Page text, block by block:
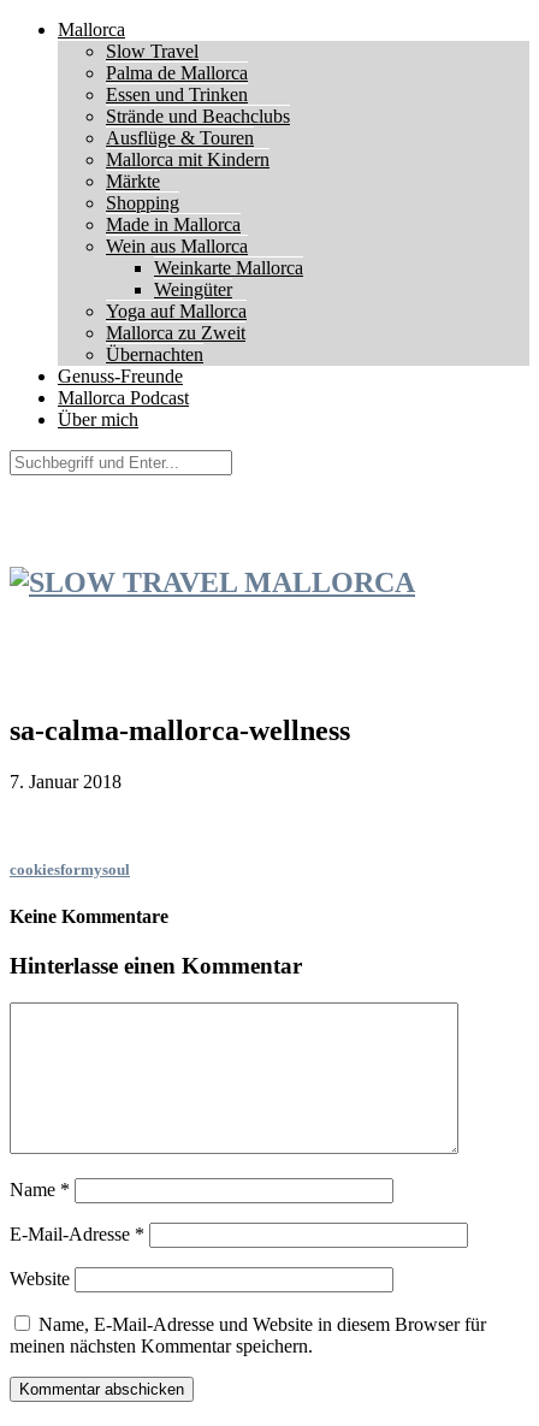
Mallorca
Slow Travel
Palma de Mallorca
Essen und Trinken
Strände und Beachclubs
Ausflüge & Touren
Mallorca mit Kindern
Märkte
Shopping
Made in Mallorca
Wein aus Mallorca
Weinkarte Mallorca
Weingüter
Yoga auf Mallorca
Mallorca zu Zweit
Übernachten
Genuss-Freunde
Mallorca Podcast
Über mich
sa-calma-mallorca-wellness
7. Januar 2018
cookiesformysoul
Keine Kommentare
Hinterlasse einen Kommentar
Name *
E-Mail-Adresse *
Website
Name, E-Mail-Adresse und Website in diesem Browser für
meinen nächsten Kommentar speichern.